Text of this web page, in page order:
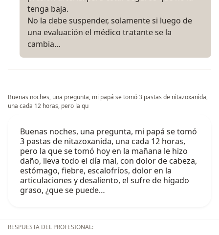
tenga baja.
No la debe suspender, solamente si luego de
una evaluación el médico tratante se la
cambia…
Buenas noches, una pregunta, mi papá se tomó 3 pastas de nitazoxanida,
una cada 12 horas, pero la qu
Buenas noches, una pregunta, mi papá se tomó
3 pastas de nitazoxanida, una cada 12 horas,
pero la que se tomó hoy en la mañana le hizo
daño, lleva todo el día mal, con dolor de cabeza,
estómago, fiebre, escalofríos, dolor en la
articulaciones y desaliento, el sufre de hígado
graso, ¿que se puede…
RESPUESTA DEL PROFESIONAL: